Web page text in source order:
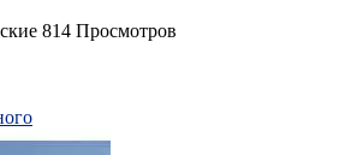
814 Просмотров